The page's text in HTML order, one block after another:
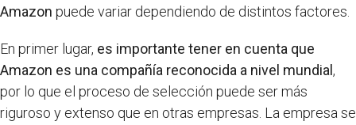
Amazon puede variar dependiendo de distintos factores.
En primer lugar, es importante tener en cuenta que
Amazon es una compañía reconocida a nivel mundial,
por lo que el proceso de selección puede ser más
riguroso y extenso que en otras empresas. La empresa se